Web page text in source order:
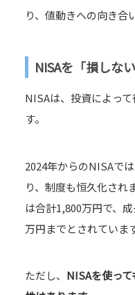
り、値動きへの向き合
NISAを「損しな
NISAは、投資によっ
す。
2024年からのNISAで
り、制度も恒久化され
は合計1,800万円で、
万円までとされていま
ただし、 NISAを使っ